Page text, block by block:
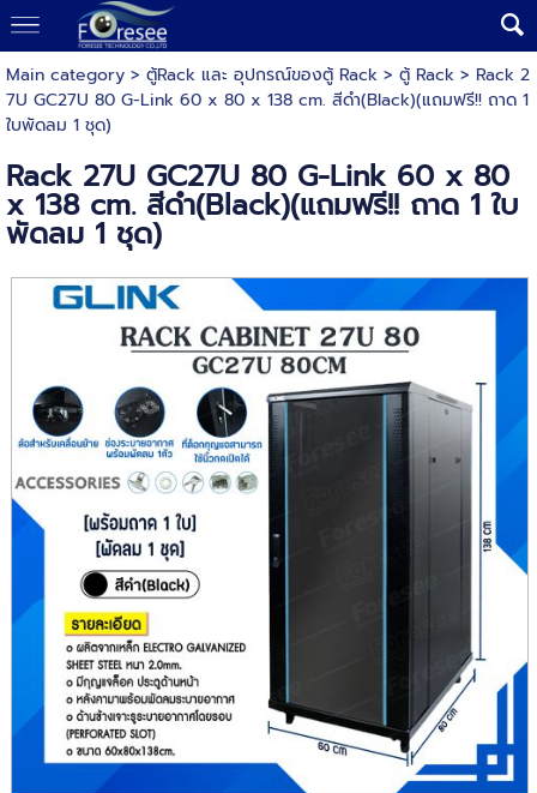
Main category> ตู้Rack และ อุปกรณ์ของตู้ Rack> ตู้ Rack> Rack 2
7U GC27U 80 G-Link 60 x 80 x 138 cm. สีดำ(Black)(แถมฟรี!! ถาด 1
ใบพัดลม 1 ชุด)
Rack 27U GC27U 80 G-Link 60 x 80
x 138 cm. สีดำ(Black)(แถมฟรี!! ถาด 1 ใบ
พัดลม 1 ชุด)